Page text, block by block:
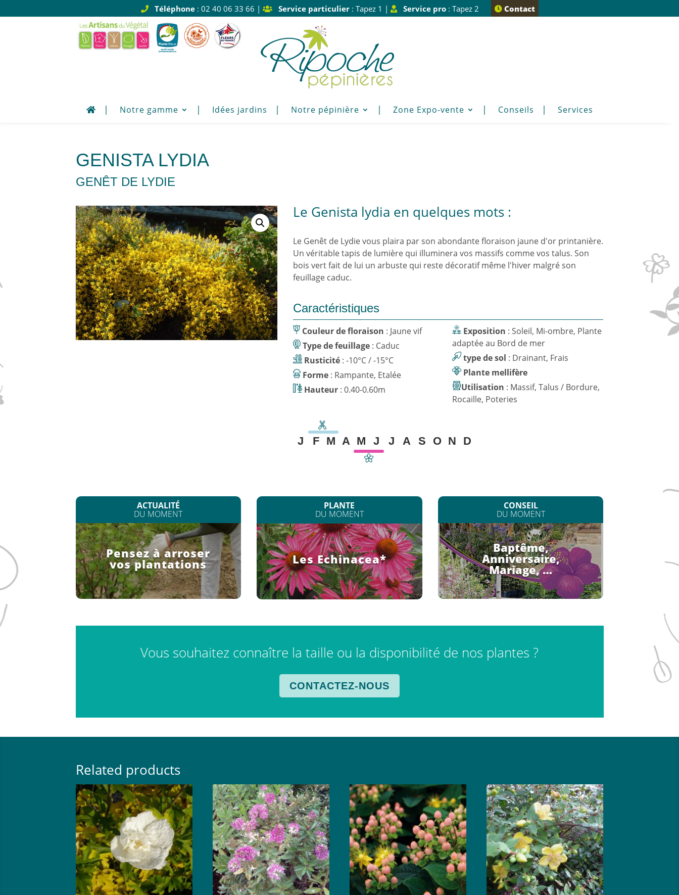
Téléphone: 02 40 06 33 66 | Service particulier: Tapez 1 | Service pro: Tapez 2 Contact
Notre gamme Idées jardins Notre pépinière Zone Expo-vente Conseils Services
GENISTA LYDIA
GENÊT DE LYDIE
Le Genista lydia en quelques mots :
Le Genêt de Lydie vous plaira par son abondante floraison jaune d'or printanière.
Un véritable tapis de lumière qui illuminera vos massifs comme vos talus. Son
bois vert fait de lui un arbuste qui reste décoratif même l'hiver malgré son
feuillage caduc.
Caractéristiques
Couleur de floraison
: Jaune vif
Type de feuillage : Caduc
Rusticité : -10°C / -15°C
Forme : Rampante, Etalée
Hauteur : 0.40-0.60m
Exposition : Soleil, Mi-ombre, Plante
adaptée au Bord de mer
type de sol
: Drainant, Frais
Plante mellifère
Utilisation : Massif, Talus / Bordure,
Rocaille, Poteries
J F M A M J J A S O N D
ACTUALITÉ
DU MOMENT
Pensez à arroser
vos plantations
PLANTE
DU MOMENT
Les Echinacea*
CONSEIL
DU MOMENT
Baptême,
Anniversaire,
Mariage, …
Vous souhaitez connaître la taille ou la disponibilité de nos plantes ?
CONTACTEZ-NOUS
Related products